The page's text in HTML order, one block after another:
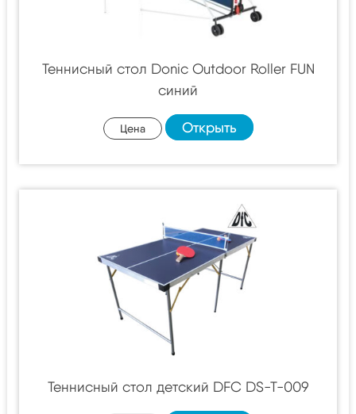
Теннисный стол Donic Outdoor Roller FUN
синий
Цена Открыть
Теннисный стол детский DFC DS-T-009